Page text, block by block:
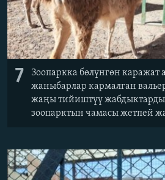
7
Зоопаркка бөлүнгөн каражат
жаныбарлар кармалган
жаңы тийиштүү жабдыктарды
зоопарктын чамасы жетпей